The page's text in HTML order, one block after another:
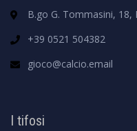
B.go G. Tommasini, 18,
+39 0521 504382
gioco@calcio.email
I tifosi